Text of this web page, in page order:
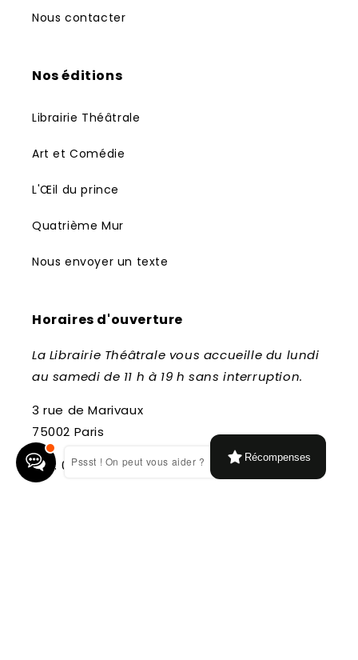
Nous contacter
Nos éditions
Librairie Théâtrale
Art et Comédie
L'Œil du prince
Quatrième Mur
Nous envoyer un texte
Horaires d'ouverture
La Librairie Théâtrale vous accueille du lundi
au samedi de 11 h à 19 h sans interruption.
3 rue de Marivaux
75002 Paris
Tél : 01.42.96.89.42
Pssst ! On peut vous aider ? Récompenses